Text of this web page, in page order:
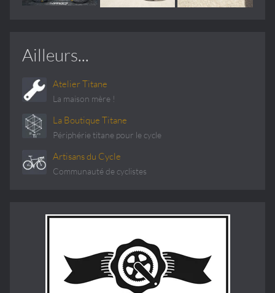
Ailleurs...
Atelier Titane
La maison mère !
La Boutique Titane
Périphérie titane pour le cycle
Artisans du Cycle
Communauté de cyclistes